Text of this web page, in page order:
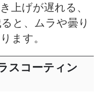
上げが遅れる、
と、ムラや曇り
ます。
スコーティン